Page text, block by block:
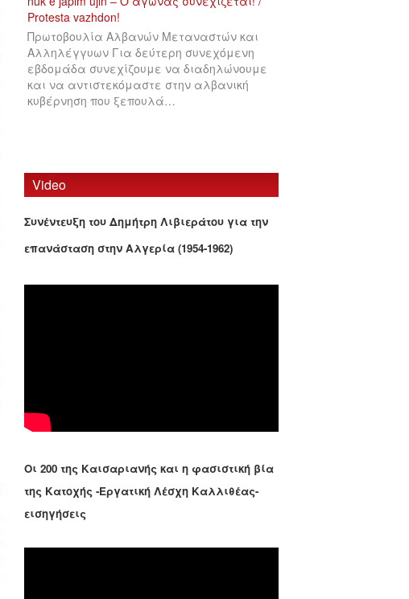
Πρωτοβουλία Αλβανών Μεταναστών και
Αλληλέγγυων Για δεύτερη συνεχόμενη
εβδομάδα συνεχίζουμε να διαδηλώνουμε
και να αντιστεκόμαστε στην αλβανική
κυβέρνηση που ξεπουλά…
Video
Συνέντευξη του Δημήτρη Λιβιεράτου για την
επανάσταση στην Αλγερία (1954-1962)
Οι 200 της Καισαριανής και η φασιστική βία
της Κατοχής -Εργατική Λέσχη Καλλιθέας-
εισηγήσεις